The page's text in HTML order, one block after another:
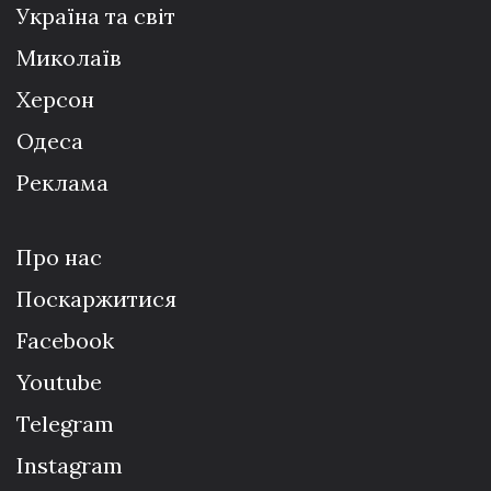
Україна та світ
Миколаїв
Херсон
Одеса
Реклама
Про нас
Поскаржитися
Facebook
Youtube
Telegram
Instagram